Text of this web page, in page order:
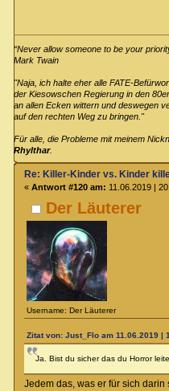
“Never allow someone to be your
Mark Twain
"Naja, ich halte eher alle FATE-
der Kiesowschen Regierung in den
an allen Ecken wittern und deswegen
auf den rechten Weg zu bringen."
Für alle, die Probleme mit meinem
Rhylthar.
Der Läuterer
Username: Der Läuterer
Re: Killer-Kinder vs. Kinder
« Antwort #120 am: 11.06.2019 |
Zitat von: Just_Flo am 11.06.2019 |
Ja. Bist du sicher das du Horror
Jedem das, was er für sich